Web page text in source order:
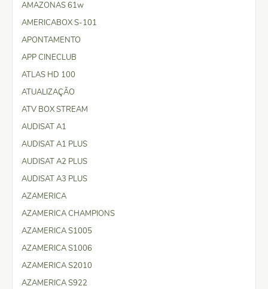
AMAZONAS 61w
AMERICABOX S-101
APONTAMENTO
APP CINECLUB
ATLAS HD 100
ATUALIZAÇÃO
ATV BOX STREAM
AUDISAT A1
AUDISAT A1 PLUS
AUDISAT A2 PLUS
AUDISAT A3 PLUS
AZAMERICA
AZAMERICA CHAMPIONS
AZAMERICA S1005
AZAMERICA S1006
AZAMERICA S2010
AZAMERICA S922